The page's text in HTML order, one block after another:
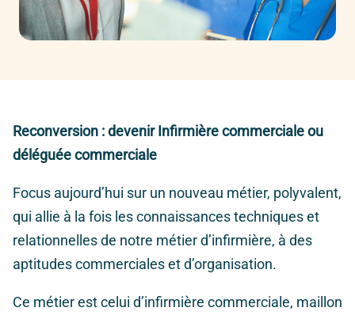
Reconversion : devenir Infirmière commerciale ou
déléguée commerciale
Focus aujourd’hui sur un nouveau métier, polyvalent,
qui allie à la fois les connaissances techniques et
relationnelles de notre métier d’infirmière, à des
aptitudes commerciales et d’organisation.
Ce métier est celui d’infirmière commerciale, maillon